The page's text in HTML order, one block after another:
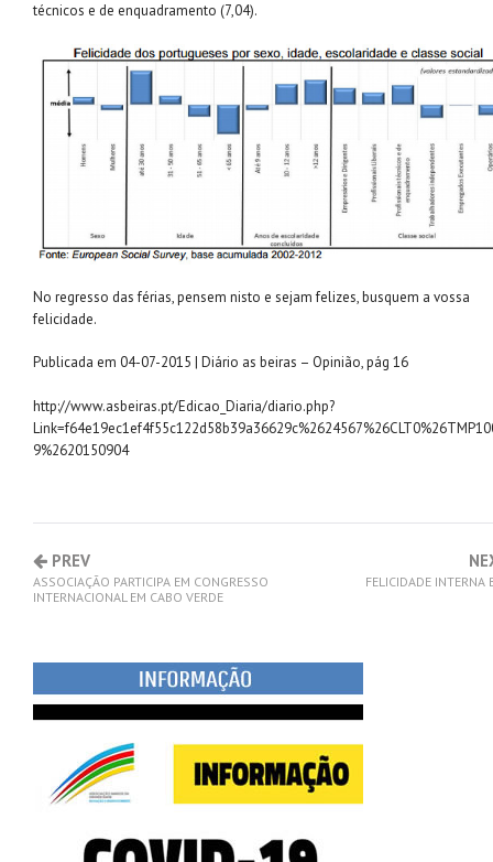
técnicos e de enquadramento (7,04).
No regresso das férias, pensem nisto e sejam felizes, busquem a vossa
felicidade.
Publicada em 04-07-2015 | Diário as beiras – Opinião, pág 16
http://www.asbeiras.pt/Edicao_Diaria/diario.php?
9%2620150904
PREV
ASSOCIAÇÃO PARTICIPA EM CONGRESSO
INTERNACIONAL EM CABO VERDE
FELICIDADE INTERNA